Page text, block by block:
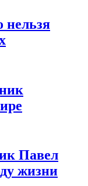
нельзя
Павел
жизни